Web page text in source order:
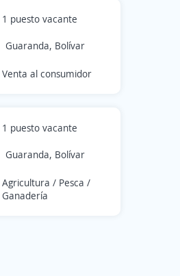
1 puesto vacante
Guaranda, Bolívar
Venta al consumidor
1 puesto vacante
Guaranda, Bolívar
Agricultura / Pesca /
Ganadería